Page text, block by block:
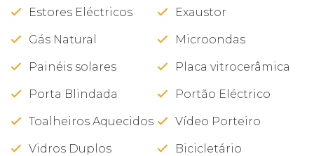
Estores Eléctricos Exaustor
Gás Natural Microondas
Painéis solares Placa vitrocerâmica
Porta Blindada Portão Eléctrico
Toalheiros Aquecidos Vídeo Porteiro
Vidros Duplos Bicicletário